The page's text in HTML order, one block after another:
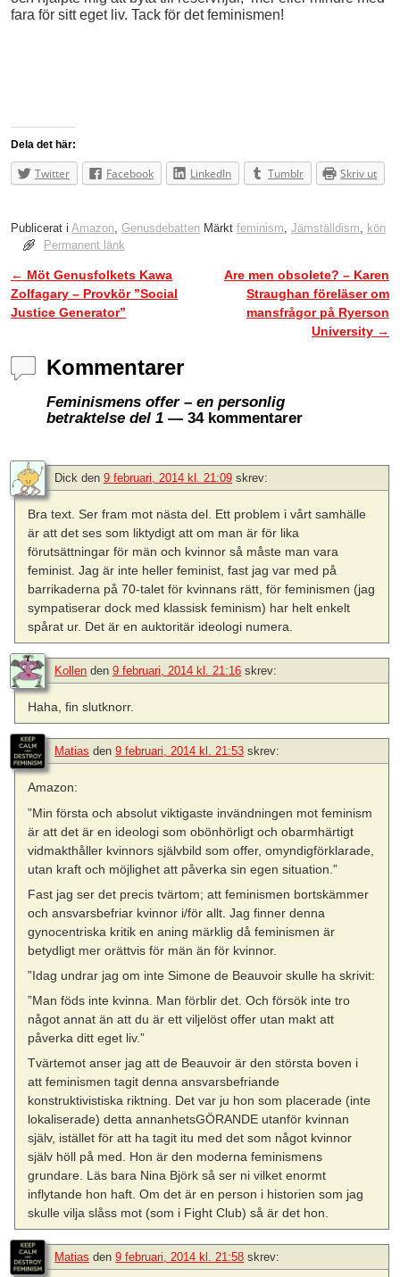
fara för sitt eget liv. Tack för det feminismen!
Dela det här:
Twitter Facebook LinkedIn Tumblr Skriv ut
Publicerat i Amazon, Genusdebatten Märkt feminism, Jämställdism, kön
Permanent länk
Inläggsnavigering
← Möt Genusfolkets Kawa
Zolfagary – Provkör ”Social
Justice Generator”
Are men obsolete? – Karen
Straughan föreläser om
mansfrågor på Ryerson
University →
Kommentarer
Feminismens offer – en personlig
betraktelse del 1 — 34 kommentarer
Dick den 9 februari, 2014 kl. 21:09 skrev:
Bra text. Ser fram mot nästa del. Ett problem i vårt samhälle
är att det ses som liktydigt att om man är för lika
förutsättningar för män och kvinnor så måste man vara
feminist. Jag är inte heller feminist, fast jag var med på
barrikaderna på 70-talet för kvinnans rätt, för feminismen (jag
sympatiserar dock med klassisk feminism) har helt enkelt
spårat ur. Det är en auktoritär ideologi numera.
Kollen den 9 februari, 2014 kl. 21:16 skrev:
Haha, fin slutknorr.
Matias den 9 februari, 2014 kl. 21:53 skrev:
Amazon:
”Min första och absolut viktigaste invändningen mot feminism
är att det är en ideologi som obönhörligt och obarmhärtigt
vidmakthåller kvinnors självbild som offer, omyndigförklarade,
utan kraft och möjlighet att påverka sin egen situation.”
Fast jag ser det precis tvärtom; att feminismen bortskämmer
och ansvarsbefriar kvinnor i/för allt. Jag finner denna
gynocentriska kritik en aning märklig då feminismen är
betydligt mer orättvis för män än för kvinnor.
”Idag undrar jag om inte Simone de Beauvoir skulle ha skrivit:
”Man föds inte kvinna. Man förblir det. Och försök inte tro
något annat än att du är ett viljelöst offer utan makt att
påverka ditt eget liv.”
Tvärtemot anser jag att de Beauvoir är den största boven i
att feminismen tagit denna ansvarsbefriande
konstruktivistiska riktning. Det var ju hon som placerade (inte
lokaliserade) detta annanhetsGÖRANDE utanför kvinnan
själv, istället för att ha tagit itu med det som något kvinnor
själv höll på med. Hon är den moderna feminismens
grundare. Läs bara Nina Björk så ser ni vilket enormt
inflytande hon haft. Om det är en person i historien som jag
skulle vilja slåss mot (som i Fight Club) så är det hon.
Matias den 9 februari, 2014 kl. 21:58 skrev: